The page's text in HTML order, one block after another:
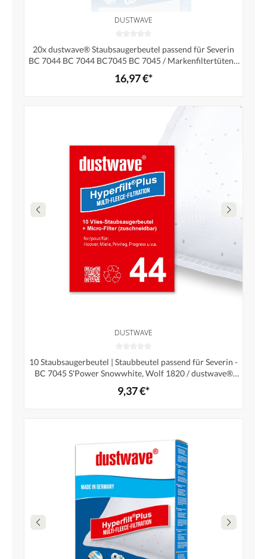
DUSTWAVE
20x dustwave® Staubsaugerbeutel passend für Severin
BC 7044 BC 7044 BC7045 BC 7045 / Markenfiltertüten -
Made in Germany
16,97 €*
DUSTWAVE
10 Staubsaugerbeutel | Staubbeutel passend für Severin -
BC 7045 S'Power Snowwhite, Wolf 1820 / dustwave®
Markenstaubbeutel / Made in Germany + inkl. Microfilter
9,37 €*